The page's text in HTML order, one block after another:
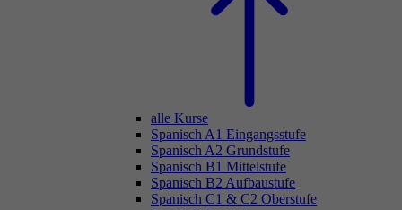
alle Kurse
Spanisch A1 Eingangsstufe
Spanisch A2 Grundstufe
Spanisch B1 Mittelstufe
Spanisch B2 Aufbaustufe
Spanisch C1 & C2 Oberstufe